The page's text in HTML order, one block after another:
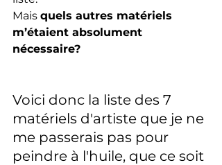
Mais quels autres matériels
m’étaient absolument
nécessaire?
Voici donc la liste des 7
matériels d'artiste que je ne
me passerais pas pour
peindre à l'huile, que ce soit